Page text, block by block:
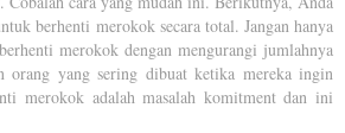
berhenti merokok secara total. Jangan hanya
merokok dengan mengurangi jumlahnya
orang yang sering dibuat ketika mereka ingin
merokok adalah masalah komitment dan ini